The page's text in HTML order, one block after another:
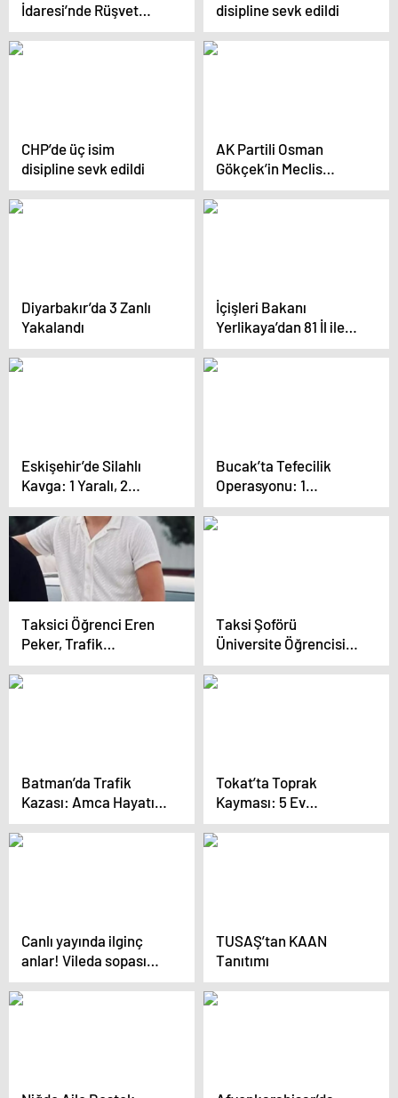
İdaresi’nde Rüşvet
Operasyonu: 114
Gözaltı
disipline sevk edildi
CHP’de üç isim
disipline sevk edildi
AK Partili Osman
Gökçek’in Meclis
gündemine de gelen
evi görüntülendi
Diyarbakır’da 3 Zanlı
Yakalandı
İçişleri Bakanı
Yerlikaya’dan 81 İl ile
VKS Toplantısı
Eskişehir’de Silahlı
Kavga: 1 Yaralı, 2
Gözaltı
Bucak’ta Tefecilik
Operasyonu: 1
Tutuklama
Taksici Öğrenci Eren
Peker, Trafik
Tartışması Sonucu
Bıçaklanarak
Taksi Şoförü
Üniversite Öğrencisi
Eren Peker, Yol Verme
Tartışması Sonucu
Batman’da Trafik
Kazası: Amca Hayatını
Kaybetti, Yeğeni Yaralı
Tokat’ta Toprak
Kayması: 5 Ev
Boşaltıldı
Canlı yayında ilginç
anlar! Vileda sopası
kullandı
TUSAŞ’tan KAAN
Tanıtımı